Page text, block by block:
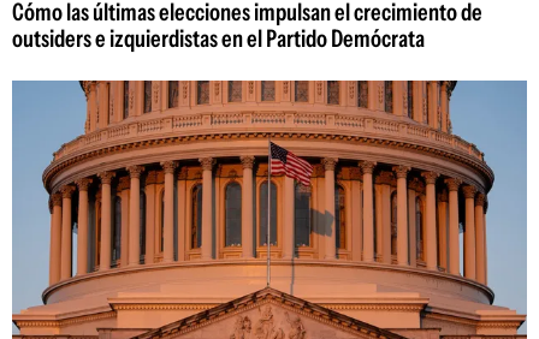
Cómo las últimas elecciones impulsan el crecimiento de
outsiders e izquierdistas en el Partido Demócrata